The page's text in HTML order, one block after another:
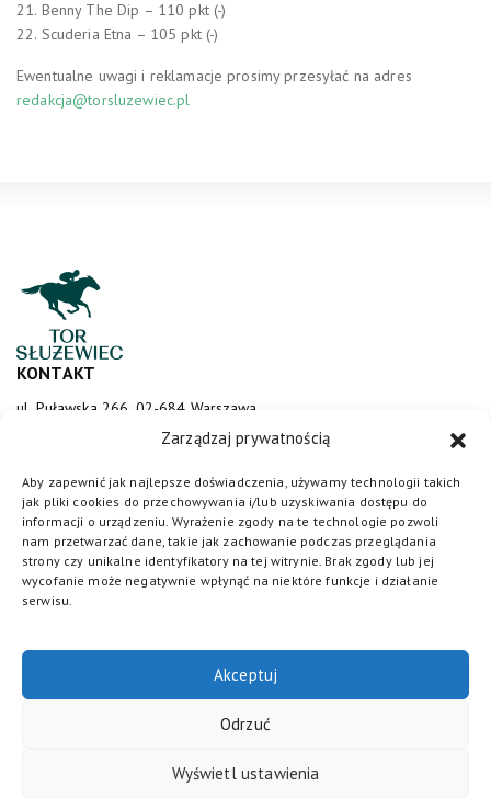
Zarządzaj prywatnością
Aby zapewnić jak najlepsze doświadczenia, używamy technologii takich
jak pliki cookies do przechowywania i/lub uzyskiwania dostępu do
informacji o urządzeniu. Wyrażenie zgody na te technologie pozwoli
nam przetwarzać dane, takie jak zachowanie podczas przeglądania
strony czy unikalne identyfikatory na tej witrynie. Brak zgody lub jej
wycofanie może negatywnie wpłynąć na niektóre funkcje i działanie
serwisu.
Akceptuj
Odrzuć
Wyświetl ustawienia
21. Benny The Dip – 110 pkt (-)
22. Scuderia Etna – 105 pkt (-)
Ewentualne uwagi i reklamacje prosimy przesyłać na adres
redakcja@torsluzewiec.pl
KONTAKT
ul. Puławska 266, 02-684 Warszawa
sluzewiec@totalizator.pl
KONTAKT DLA MEDIÓW
media@torsluzewiec.pl
DOŁĄCZ DO NAS